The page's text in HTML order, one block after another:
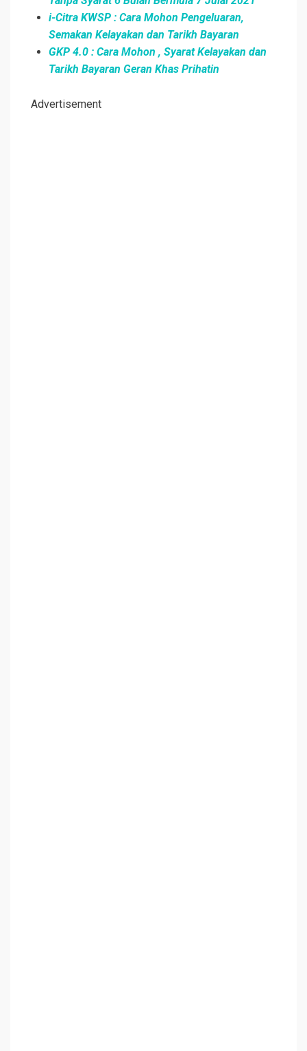
i-Citra KWSP : Cara Mohon Pengeluaran,
Semakan Kelayakan dan Tarikh Bayaran
GKP 4.0 : Cara Mohon , Syarat Kelayakan dan
Tarikh Bayaran Geran Khas Prihatin
Advertisement